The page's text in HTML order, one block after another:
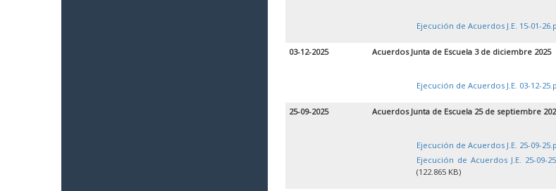
Ejecución de Acuerdos J.E. 15-01-
03-12-2025 Acuerdos Junta de Escuela 3 de diciembre 2025
Ejecución de Acuerdos J.E. 03-12-
25-09-2025 Acuerdos Junta de Escuela 25 de septiembre
Ejecución de Acuerdos J.E. 25-09-
Ejecución de Acuerdos J.E. 25-09-
(122.865 KB)